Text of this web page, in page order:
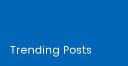
Trending Posts